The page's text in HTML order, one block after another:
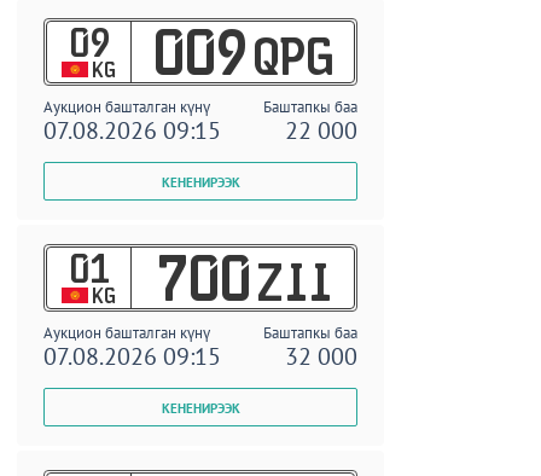
09
KG 009 QPG
Аукцион башталган күнү Баштапкы баа
07.08.2026 09:15 22 000
01
KG 700 ZII
Аукцион башталган күнү Баштапкы баа
07.08.2026 09:15 32 000